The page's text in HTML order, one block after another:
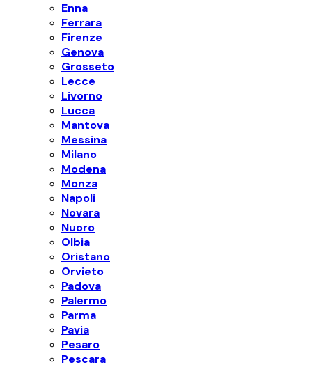
Enna
Ferrara
Firenze
Genova
Grosseto
Lecce
Livorno
Lucca
Mantova
Messina
Milano
Modena
Monza
Napoli
Novara
Nuoro
Olbia
Oristano
Orvieto
Padova
Palermo
Parma
Pavia
Pesaro
Pescara